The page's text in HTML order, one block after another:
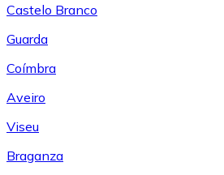
Castelo Branco
Guarda
Coímbra
Aveiro
Viseu
Braganza